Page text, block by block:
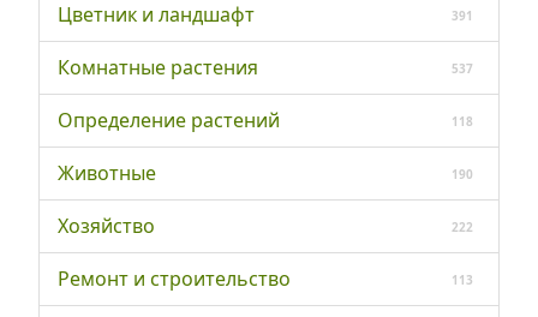
Цветник и ландшафт 391
Комнатные растения 537
Определение растений 118
Животные 190
Хозяйство 222
Ремонт и строительство 113